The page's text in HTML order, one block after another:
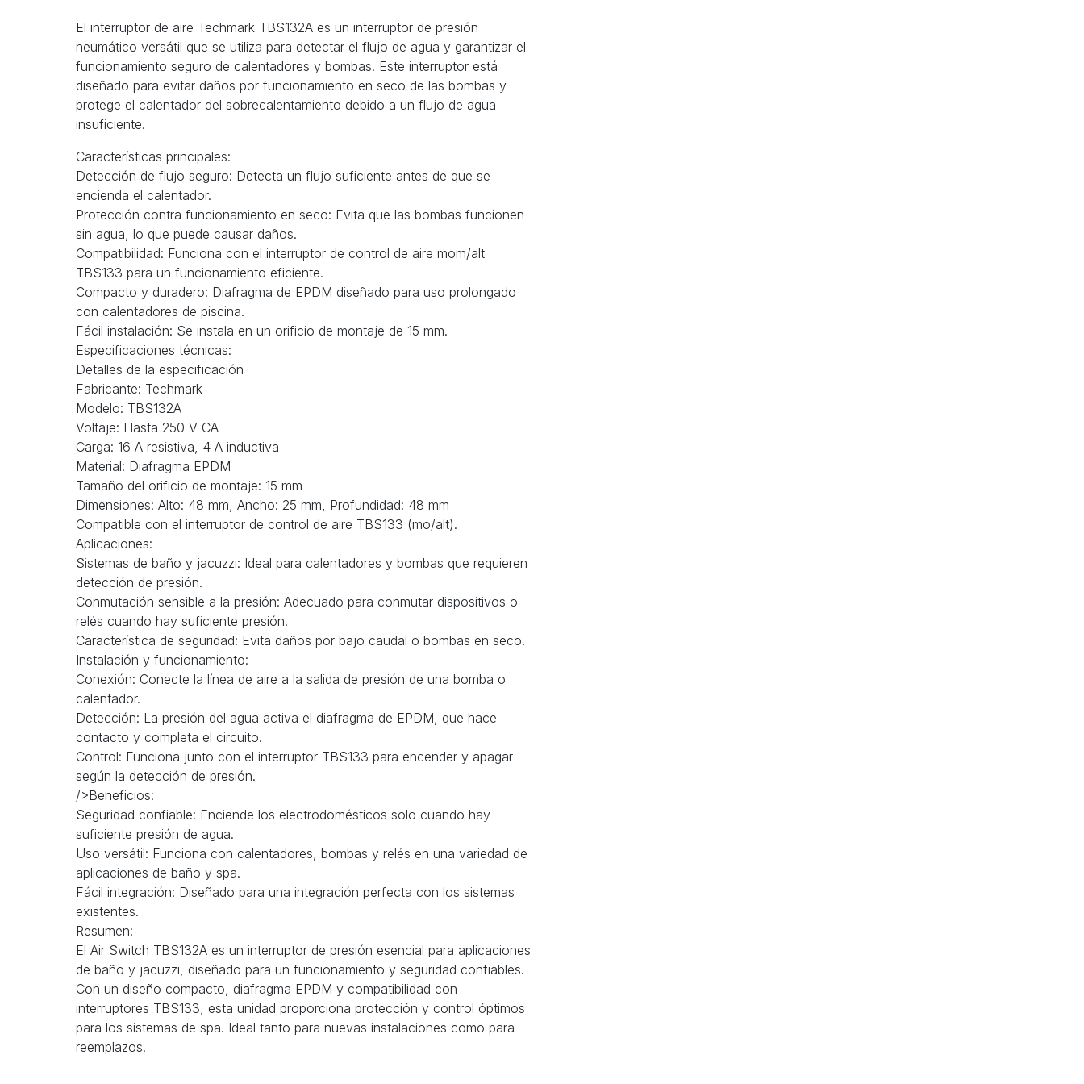
El interruptor de aire Techmark TBS132A es un interruptor de presión
neumático versátil que se utiliza para detectar el flujo de agua y garantizar el
funcionamiento seguro de calentadores y bombas. Este interruptor está
diseñado para evitar daños por funcionamiento en seco de las bombas y
protege el calentador del sobrecalentamiento debido a un flujo de agua
insuficiente.
Características principales:
Detección de flujo seguro: Detecta un flujo suficiente antes de que se
encienda el calentador.
Protección contra funcionamiento en seco: Evita que las bombas funcionen
sin agua, lo que puede causar daños.
Compatibilidad: Funciona con el interruptor de control de aire mom/alt
TBS133 para un funcionamiento eficiente.
Compacto y duradero: Diafragma de EPDM diseñado para uso prolongado
con calentadores de piscina.
Fácil instalación: Se instala en un orificio de montaje de 15 mm.
Especificaciones técnicas:
Detalles de la especificación
Fabricante: Techmark
Modelo: TBS132A
Voltaje: Hasta 250 V CA
Carga: 16 A resistiva, 4 A inductiva
Material: Diafragma EPDM
Tamaño del orificio de montaje: 15 mm
Dimensiones: Alto: 48 mm, Ancho: 25 mm, Profundidad: 48 mm
Compatible con el interruptor de control de aire TBS133 (mo/alt).
Aplicaciones:
Sistemas de baño y jacuzzi: Ideal para calentadores y bombas que requieren
detección de presión.
Conmutación sensible a la presión: Adecuado para conmutar dispositivos o
relés cuando hay suficiente presión.
Característica de seguridad: Evita daños por bajo caudal o bombas en seco.
Instalación y funcionamiento:
Conexión: Conecte la línea de aire a la salida de presión de una bomba o
calentador.
Detección: La presión del agua activa el diafragma de EPDM, que hace
contacto y completa el circuito.
Control: Funciona junto con el interruptor TBS133 para encender y apagar
según la detección de presión.
/>Beneficios:
Seguridad confiable: Enciende los electrodomésticos solo cuando hay
suficiente presión de agua.
Uso versátil: Funciona con calentadores, bombas y relés en una variedad de
aplicaciones de baño y spa.
Fácil integración: Diseñado para una integración perfecta con los sistemas
existentes.
Resumen:
El Air Switch TBS132A es un interruptor de presión esencial para aplicaciones
de baño y jacuzzi, diseñado para un funcionamiento y seguridad confiables.
Con un diseño compacto, diafragma EPDM y compatibilidad con
interruptores TBS133, esta unidad proporciona protección y control óptimos
para los sistemas de spa. Ideal tanto para nuevas instalaciones como para
reemplazos.